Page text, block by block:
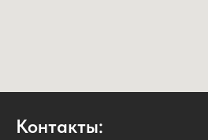
Контакты: